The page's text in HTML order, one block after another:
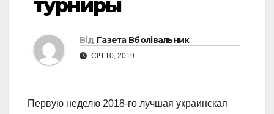
турниры
Від Газета Вболівальник
СІЧ 10, 2019
Первую неделю 2018-го лучшая украинская